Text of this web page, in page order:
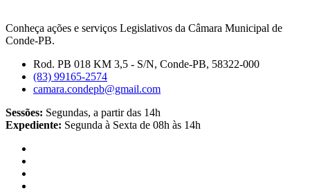
Conheça ações e serviços Legislativos da Câmara Municipal de
Conde-PB.
Rod. PB 018 KM 3,5 - S/N, Conde-PB, 58322-000
(83) 99165-2574
camara.condepb@gmail.com
Sessões: Segundas, a partir das 14h
Expediente: Segunda à Sexta de 08h às 14h